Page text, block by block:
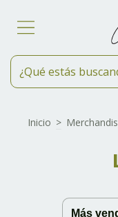
Inicio >